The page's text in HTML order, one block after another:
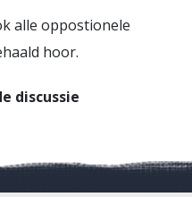
alle oppostionele
hoor.
discussie